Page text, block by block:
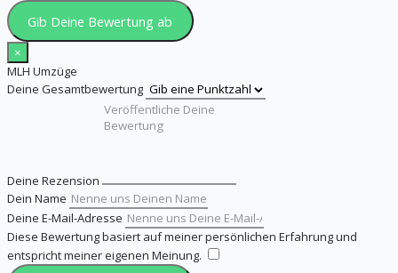
Gib Deine Bewertung ab
×
MLH Umzüge
Deine Gesamtbewertung
Deine Rezension
Dein Name
Deine E-Mail-Adresse
Diese Bewertung basiert auf meiner persönlichen Erfahrung und
entspricht meiner eigenen Meinung.